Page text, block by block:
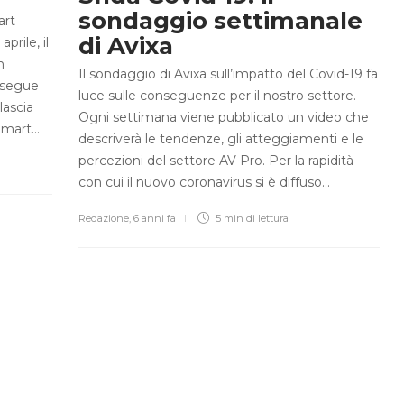
il
sondaggio settimanale
di Avixa
Il sondaggio di Avixa sull’impatto del Covid-19 fa
luce sulle conseguenze per il nostro settore.
Ogni settimana viene pubblicato un video che
descriverà le tendenze, gli atteggiamenti e le
percezioni del settore AV Pro. Per la rapidità
con cui il nuovo coronavirus si è diffuso…
Redazione 6 anni fa 5 min di lettura